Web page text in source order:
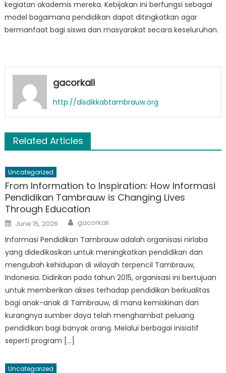
kegiatan akademis mereka. Kebijakan ini berfungsi sebagai
model bagaimana pendidikan dapat ditingkatkan agar
bermanfaat bagi siswa dan masyarakat secara keseluruhan.
gacorkali
http://disdikkabtambrauw.org
Related Articles
Uncategorized
From Information to Inspiration: How Informasi
Pendidikan Tambrauw is Changing Lives
Through Education
Posted
on
June 15, 2026 Author
gacorkali
Informasi Pendidikan Tambrauw adalah organisasi nirlaba
yang didedikasikan untuk meningkatkan pendidikan dan
mengubah kehidupan di wilayah terpencil Tambrauw,
Indonesia. Didirikan pada tahun 2015, organisasi ini bertujuan
untuk memberikan akses terhadap pendidikan berkualitas
bagi anak-anak di Tambrauw, di mana kemiskinan dan
kurangnya sumber daya telah menghambat peluang
pendidikan bagi banyak orang. Melalui berbagai inisiatif
seperti program […]
Uncategorized